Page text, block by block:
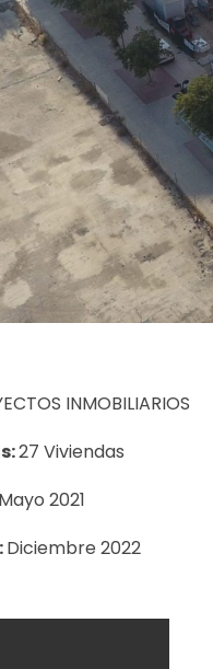
INMOBILIARIOS
27 Viviendas
Mayo 2021
Diciembre 2022